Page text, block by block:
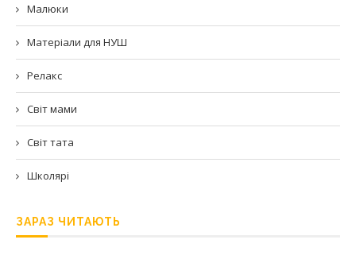
Малюки
Матеріали для НУШ
Релакс
Світ мами
Світ тата
Школярі
ЗАРАЗ ЧИТАЮТЬ